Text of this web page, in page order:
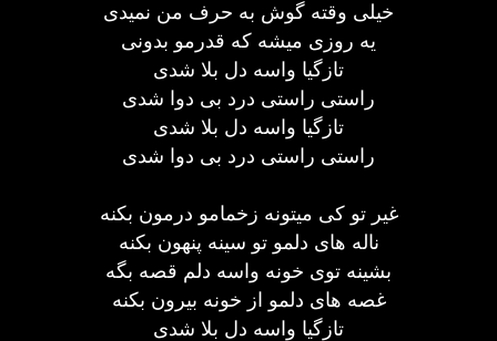
خیلی وقته گوش به حرف من نمیدی
یه روزی میشه که قدرمو بدونی
تازگیا واسه دل بلا شدی
راستی راستی درد بی دوا شدی
تازگیا واسه دل بلا شدی
راستی راستی درد بی دوا شدی
غیر تو کی میتونه زخمامو درمون بکنه
ناله های دلمو تو سینه پنهون بکنه
بشینه توی خونه واسه دلم قصه بگه
غصه های دلمو از خونه بیرون بکنه
تازگیا واسه دل بلا شدی